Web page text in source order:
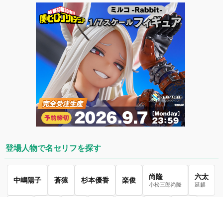
登場人物で名セリフを探す
中嶋陽子 蒼猿 杉本優香 楽俊 尚隆
小松三郎尚隆
六太
延麒